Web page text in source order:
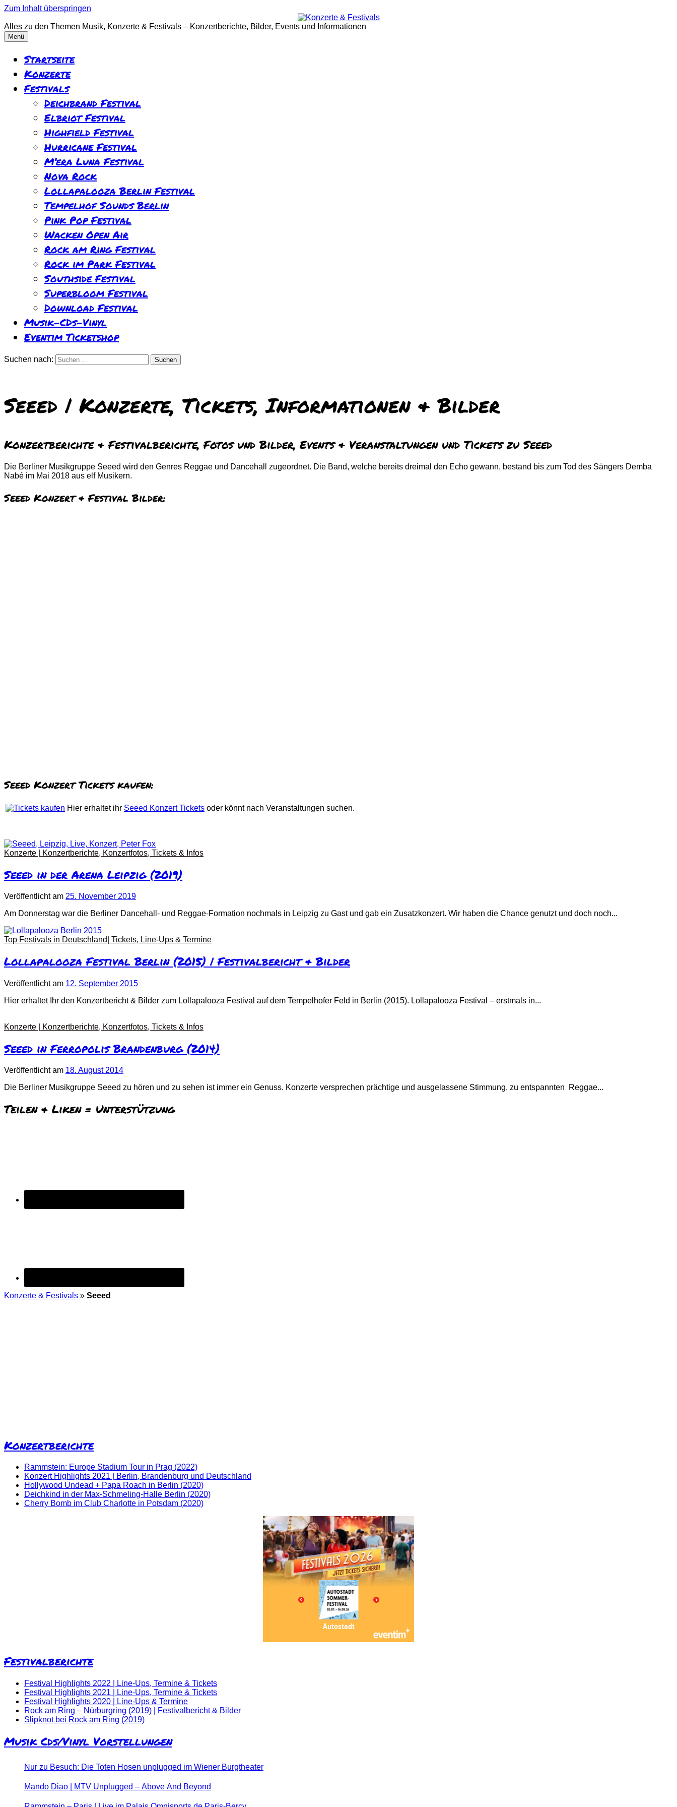
Zum Inhalt überspringen
Alles zu den Themen Musik, Konzerte & Festivals – Konzertberichte, Bilder, Events und Informationen
Menü
Startseite
Konzerte
Festivals
Deichbrand Festival
Elbriot Festival
Highfield Festival
Hurricane Festival
M’era Luna Festival
Nova Rock
Lollapalooza Berlin Festival
Tempelhof Sounds Berlin
Pink Pop Festival
Wacken Open Air
Rock am Ring Festival
Rock im Park Festival
Southside Festival
Superbloom Festival
Download Festival
Musik-CDs-Vinyl
Eventim Ticketshop
Suchen nach:
Seeed | Konzerte, Tickets, Informationen & Bilder
Konzertberichte & Festivalberichte, Fotos und Bilder, Events & Veranstaltungen und Tickets zu Seeed
Die Berliner Musikgruppe Seeed wird den Genres Reggae und Dancehall zugeordnet. Die Band, welche bereits dreimal den Echo gewann, bestand bis zum Tod des Sängers Demba
Nabé im Mai 2018 aus elf Musikern.
Seeed Konzert & Festival Bilder:
Seeed Konzert Tickets kaufen:
Hier erhaltet ihr Seeed Konzert Tickets oder könnt nach Veranstaltungen suchen.
Konzerte | Konzertberichte, Konzertfotos, Tickets & Infos
Seeed in der Arena Leipzig (2019)
Veröffentlichtam 25. November 2019
Am Donnerstag war die Berliner Dancehall- und Reggae-Formation nochmals in Leipzig zu Gast und gab ein Zusatzkonzert. Wir haben die Chance genutzt und doch noch...
Top Festivals in Deutschland| Tickets, Line-Ups & Termine
Lollapalooza Festival Berlin (2015) | Festivalbericht & Bilder
Veröffentlichtam 12. September 2015
Hier erhaltet Ihr den Konzertbericht & Bilder zum Lollapalooza Festival auf dem Tempelhofer Feld in Berlin (2015). Lollapalooza Festival – erstmals in...
Konzerte | Konzertberichte, Konzertfotos, Tickets & Infos
Seeed in Ferropolis Brandenburg (2014)
Veröffentlichtam 18. August 2014
Die Berliner Musikgruppe Seeed zu hören und zu sehen ist immer ein Genuss. Konzerte versprechen prächtige und ausgelassene Stimmung, zu entspannten Reggae...
Teilen & Liken = Unterstützung
Konzerte & Festivals » Seeed
Konzertberichte
Rammstein: Europe Stadium Tour in Prag (2022)
Konzert Highlights 2021 | Berlin, Brandenburg und Deutschland
Hollywood Undead + Papa Roach in Berlin (2020)
Deichkind in der Max-Schmeling-Halle Berlin (2020)
Cherry Bomb im Club Charlotte in Potsdam (2020)
Festivalberichte
Festival Highlights 2022 | Line-Ups, Termine & Tickets
Festival Highlights 2021 | Line-Ups, Termine & Tickets
Festival Highlights 2020 | Line-Ups & Termine
Rock am Ring – Nürburgring (2019) | Festivalbericht & Bilder
Slipknot bei Rock am Ring (2019)
Musik Cds/Vinyl Vorstellungen
Nur zu Besuch: Die Toten Hosen unplugged im Wiener Burgtheater
Mando Diao | MTV Unplugged – Above And Beyond